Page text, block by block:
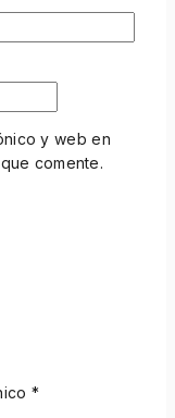
y web en
comente.
*